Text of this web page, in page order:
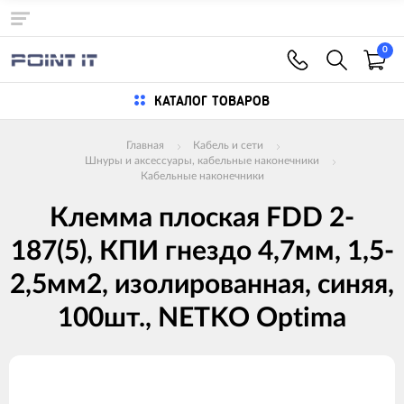
0
КАТАЛОГ ТОВАРОВ
Главная
Кабель и сети
Шнуры и аксессуары, кабельные наконечники
Кабельные наконечники
Клемма плоская FDD 2-
187(5), КПИ гнездо 4,7мм, 1,5-
2,5мм2, изолированная, синяя,
100шт., NETKO Optima